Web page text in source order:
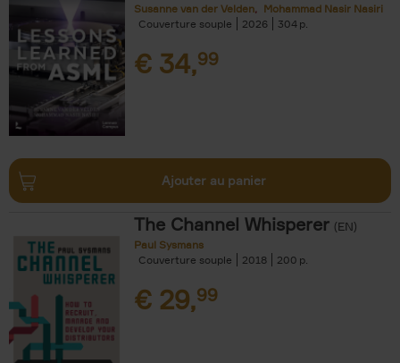
Susanne van der Velden
Mohammad Nasir Nasiri
Couverture souple
2026 304
€ 34,99
Ajouter au panier
The Channel Whisperer (EN)
Paul Sysmans
Couverture souple
2018 200
€ 29,99